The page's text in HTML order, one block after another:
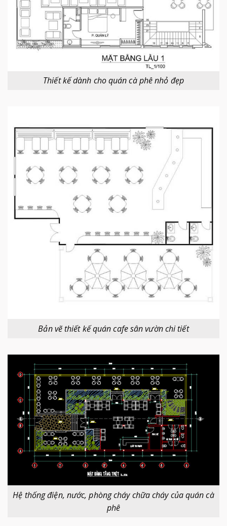
Thiết kế dành cho quán cà phê nhỏ đẹp
Bản vẽ thiết kế quán cafe sân vườn chi tiết
Hệ thống điện, nước, phòng cháy chữa cháy của quán cà
phê